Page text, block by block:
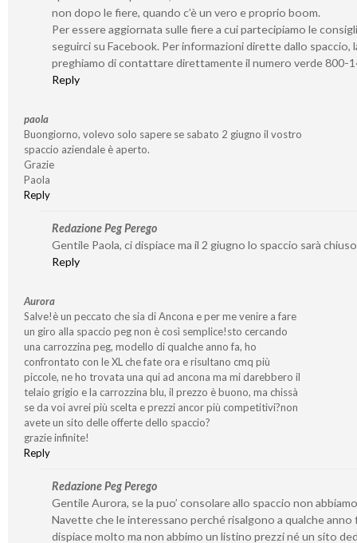
non dopo le fiere, quando c’è un vero e proprio boom.
Per essere aggiornata sulle fiere a cui partecipiamo le
seguirci su Facebook. Per informazioni dirette dallo spaccio,
preghiamo di contattare direttamente il numero verde 800-
Reply
paola
Buongiorno, volevo solo sapere se sabato 2 giugno il vostro
spaccio aziendale è aperto.
Grazie
Paola
Reply
Redazione Peg Perego
Gentile Paola, ci dispiace ma il 2 giugno lo spaccio sarà
Reply
Aurora
Salve!è un peccato che sia di Ancona e per me venire a fare
un giro alla spaccio peg non è così semplice!sto cercando
una carrozzina peg, modello di qualche anno fa, ho
confrontato con le XL che fate ora e risultano cmq più
piccole, ne ho trovata una qui ad ancona ma mi darebbero il
telaio grigio e la carrozzina blu, il prezzo è buono, ma chissà
se da voi avrei più scelta e prezzi ancor più competitivi?non
avete un sito delle offerte dello spaccio?
grazie infinite!
Reply
Redazione Peg Perego
Gentile Aurora, se la puo’ consolare allo spaccio non
Navette che le interessano perché risalgono a qualche anno
dispiace molto ma non abbimo un listino prezzi né un sito